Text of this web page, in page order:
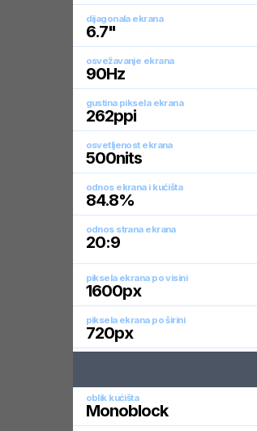
dijagonala ekrana
6.7"
osvežavanje ekrana
90Hz
gustina piksela ekrana
262ppi
osvetljenost ekrana
500nits
odnos ekrana i kućišta
84.8%
odnos strana ekrana
20:9
piksela ekrana po visini
1600px
piksela ekrana po širini
720px
oblik kućišta
Monoblock